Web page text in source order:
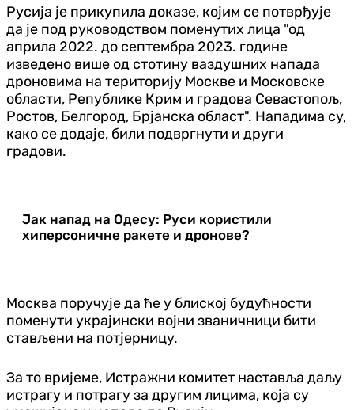
Русија је прикупила доказе, којим се потврђује
да је под руководством поменутих лица "од
априла 2022. до септембра 2023. године
изведено више од стотину ваздушних напада
дроновима на територију Москве и Московске
области, Републике Крим и градова Севастопољ,
Ростов, Белгород, Брјанска област". Нападима су,
како се додаје, били подвргнути и други
градови.
Јак напад на Одесу: Руси користили
хиперсоничне ракете и дронове?
Москва поручује да ће у блиској будућности
поменути украјински војни званичници бити
стављени на потјерницу.
За то вријеме, Истражни комитет наставља даљу
истрагу и потрагу за другим лицима, која су